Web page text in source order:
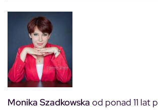
Monika Szadkowska od ponad 11 lat